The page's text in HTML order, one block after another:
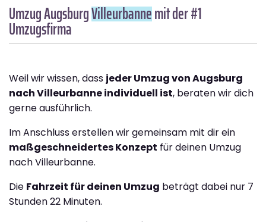
Umzug AugsburgVilleurbannemit der #1
Umzugsfirma
Weil wir wissen, dass jeder Umzug von Augsburg
nach Villeurbanne individuell ist, beraten wir dich
gerne ausführlich.
Im Anschluss erstellen wir gemeinsam mit dir ein
maßgeschneidertes Konzept für deinen Umzug
nach Villeurbanne.
Die Fahrzeit für deinen Umzug beträgt dabei nur 7
Stunden 22 Minuten.